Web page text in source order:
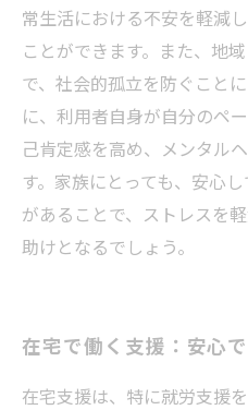
常生活における不安を軽減
ことができます。また、地
で、社会的孤立を防ぐこと
に、利用者自身が自分のペ
己肯定感を高め、メンタル
す。家族にとっても、安心
があることで、ストレスを
助けとなるでしょう。
在宅で働く支援：安心
在宅支援は、特に就労支援